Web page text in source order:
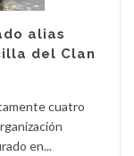
alias
del Clan
cuatro
en...